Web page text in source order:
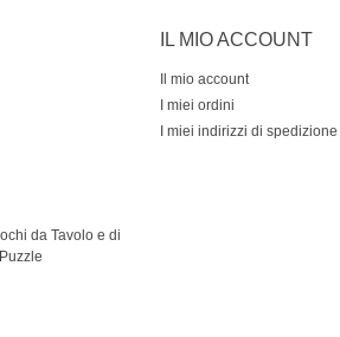
da Tavolo e di
IL MIO ACCOUNT
Il mio account
I miei ordini
I miei indirizzi di spedizione